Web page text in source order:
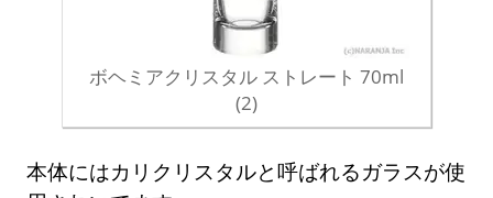
ボヘミアクリスタル ストレート 70ml
(2)
本体にはカリクリスタルと呼ばれるガラスが使